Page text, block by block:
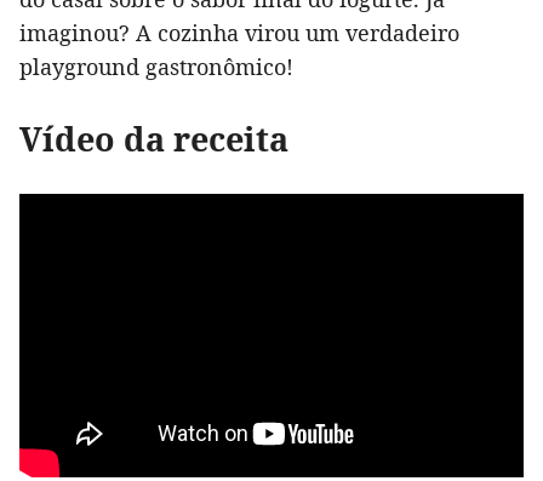
imaginou? A cozinha virou um verdadeiro
playground gastronômico!
Vídeo da receita